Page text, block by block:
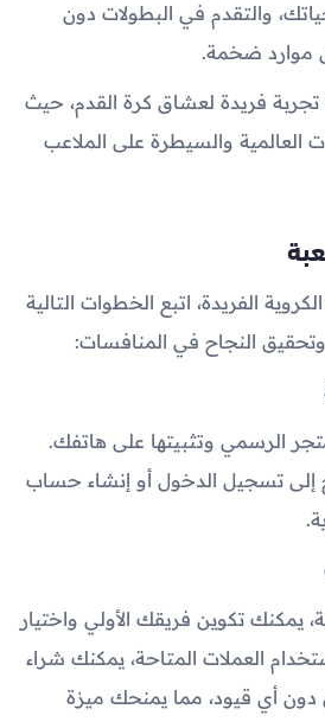
والتقدم في البطولات دون
موارد ضخمة.
تجربة فريدة لعشاق كرة القدم، حيث
والسيطرة على الملاعب
الفريدة، اتبع الخطوات التالية
وتحقيق النجاح في المنافسات:
الرسمي وتثبيتها على هاتفك.
إلى تسجيل الدخول أو إنشاء حساب
يمكنك تكوين فريقك الأولي واختيار
العملات المتاحة، يمكنك شراء
دون أي قيود، مما يمنحك ميزة